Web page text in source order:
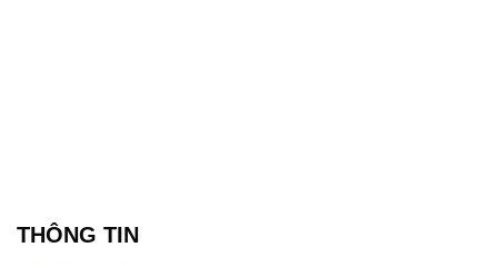
THÔNG TIN